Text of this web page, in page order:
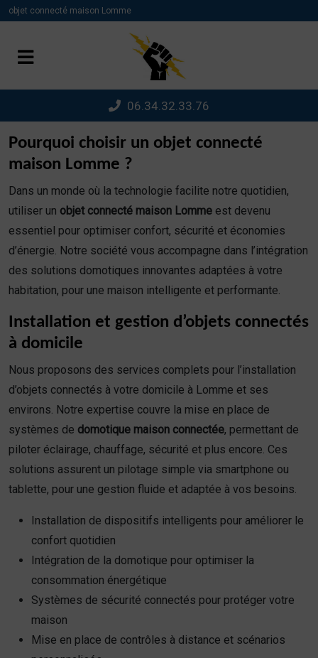
objet connecté maison Lomme
06.34.32.33.76
Pourquoi choisir un objet connecté
maison Lomme ?
Dans un monde où la technologie facilite notre quotidien,
utiliser un objet connecté maison Lomme est devenu
essentiel pour optimiser confort, sécurité et économies
d’énergie. Notre société vous accompagne dans l’intégration
des solutions domotiques innovantes adaptées à votre
habitation, pour une maison intelligente et performante.
Installation et gestion d’objets connectés
à domicile
Nous proposons des services complets pour l’installation
d’objets connectés à votre domicile à Lomme et ses
environs. Notre expertise couvre la mise en place de
systèmes de domotique maison connectée, permettant de
piloter éclairage, chauffage, sécurité et plus encore. Ces
solutions assurent un pilotage simple via smartphone ou
tablette, pour une gestion fluide et adaptée à vos besoins.
Installation de dispositifs intelligents pour améliorer le
confort quotidien
Intégration de la domotique pour optimiser la
consommation énergétique
Systèmes de sécurité connectés pour protéger votre
maison
Mise en place de contrôles à distance et scénarios
Panneau de gestion des cookies